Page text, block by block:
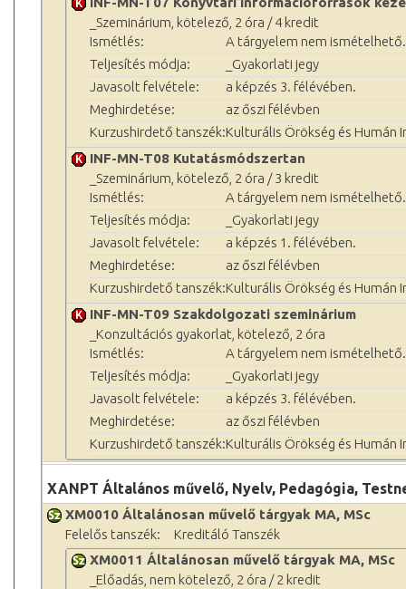
_Szeminárium, kötelező, 2 óra / 4 kredit
Ismétlés:
A tárgyelem nem ismételhető.
Teljesítés módja:
_Gyakorlati jegy
Javasolt felvétele:
a képzés 3. félévében.
Meghirdetése:
az őszi félévben
Kurzushirdető tanszék:Kulturális Örökség és Humán
INF-MN-T08 Kutatásmódszertan
_Szeminárium, kötelező, 2 óra / 3 kredit
Ismétlés:
A tárgyelem nem ismételhető.
Teljesítés módja:
_Gyakorlati jegy
Javasolt felvétele:
a képzés 1. félévében.
Meghirdetése:
az őszi félévben
Kurzushirdető tanszék:Kulturális Örökség és Humán
INF-MN-T09 Szakdolgozati szeminárium
_Konzultációs gyakorlat, kötelező, 2 óra
Ismétlés:
A tárgyelem nem ismételhető.
Teljesítés módja:
_Gyakorlati jegy
Javasolt felvétele:
a képzés 3. félévében.
Meghirdetése:
az őszi félévben
Kurzushirdető tanszék:Kulturális Örökség és Humán
XANPT Általános művelő, Nyelv, Pedagógia,
XM0010 Általánosan művelő tárgyak MA, MSc
Felelős tanszék:
Kreditáló Tanszék
XM0011 Általánosan művelő tárgyak MA, MSc
_Előadás, nem kötelező, 2 óra / 2 kredit